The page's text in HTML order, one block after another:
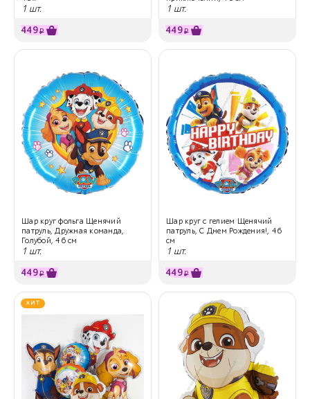
1 шт.
449₽
1 шт.
449₽
Шар круг фольга Щенячий
патруль, Дружная команда,
Голубой, 46 см
1 шт.
449₽
Шар круг с гелием Щенячий
патруль, С Днем Рождения!, 46
см
1 шт.
449₽
ХИТ